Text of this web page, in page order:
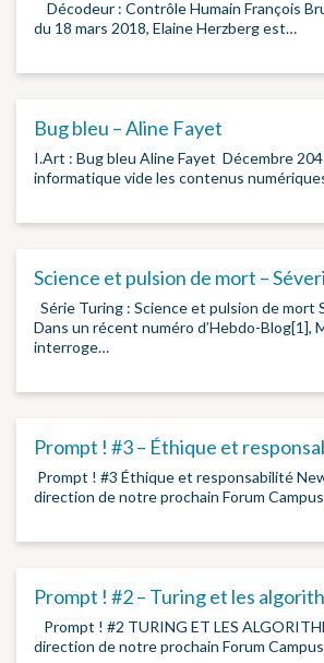
Décodeur : Contrôle Humain François
du 18 mars 2018, Elaine Herzberg est…
Bug bleu – Aline Fayet
I.Art : Bug bleu Aline Fayet ­ Décembre
informatique vide les contenus
Science et pulsion de mort –
Série Turing : Science et pulsion de mort
Dans un récent numéro d’Hebdo-Blog[1],
interroge…
Prompt ! #3 – Éthique et
Prompt ! #3 Éthique et responsabilité
direction de notre prochain Forum
Prompt ! #2 – Turing et les
Prompt ! #2 TURING ET LES
direction de notre prochain Forum